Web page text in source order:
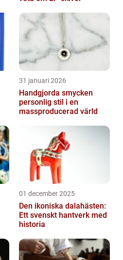
31 januari 2026
Handgjorda smycken
personlig stil i en
massproducerad värld
01 december 2025
Den ikoniska dalahästen:
Ett svenskt hantverk med
historia